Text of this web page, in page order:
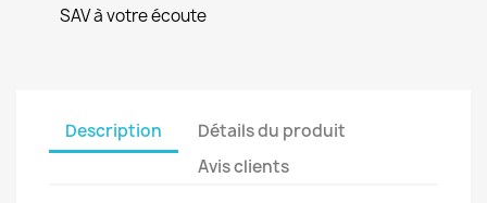
SAV à votre écoute
Description
Détails du produit
Avis clients